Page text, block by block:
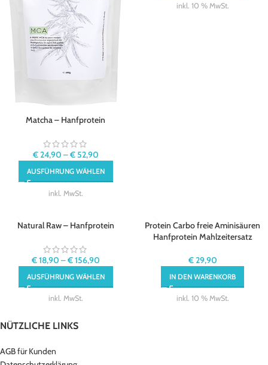
Matcha – Hanfprotein
€24,90 –€52,90
AUSFÜHRUNG WÄHLEN
inkl. MwSt.
inkl. 10 % MwSt.
Natural Raw – Hanfprotein
€18,90 –€156,90
AUSFÜHRUNG WÄHLEN
inkl. MwSt.
Protein Carbo freie Aminisäuren
Hanfprotein Mahlzeitersatz
€29,90
IN DEN WARENKORB
inkl. 10 % MwSt.
NÜTZLICHE LINKS
AGB für Kunden